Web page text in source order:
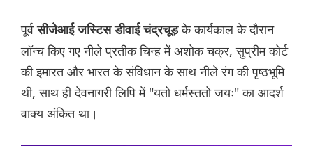
पूर्वसीजेआई जस्टिस डीवाई चंद्रचूड़के कार्यकाल के दौरान
लॉन्च किए गए नीले प्रतीक चिन्ह में अशोक चक्र, सुप्रीम कोर्ट
की इमारत और भारत के संविधान के साथ नीले रंग की पृष्ठभूमि
थी, साथ ही देवनागरी लिपि में "यतो धर्मस्ततो जयः" का आदर्श
वाक्य अंकित था।